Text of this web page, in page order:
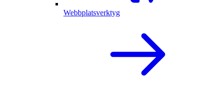
Webbplatsverktyg